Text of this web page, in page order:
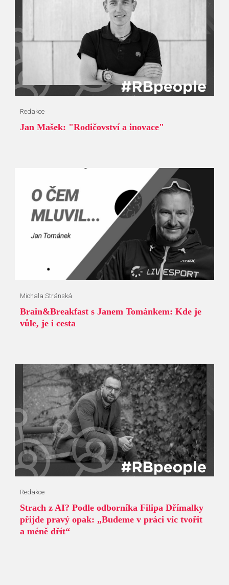
Redakce
Jan Mašek: "Rodičovství a inovace"
Michala Stránská
Brain&Breakfast s Janem Tománkem: Kde je
vůle, je i cesta
Redakce
Strach z AI? Podle odborníka Filipa Dřímalky
přijde pravý opak: „Budeme v práci víc tvořit
a méně dřít“